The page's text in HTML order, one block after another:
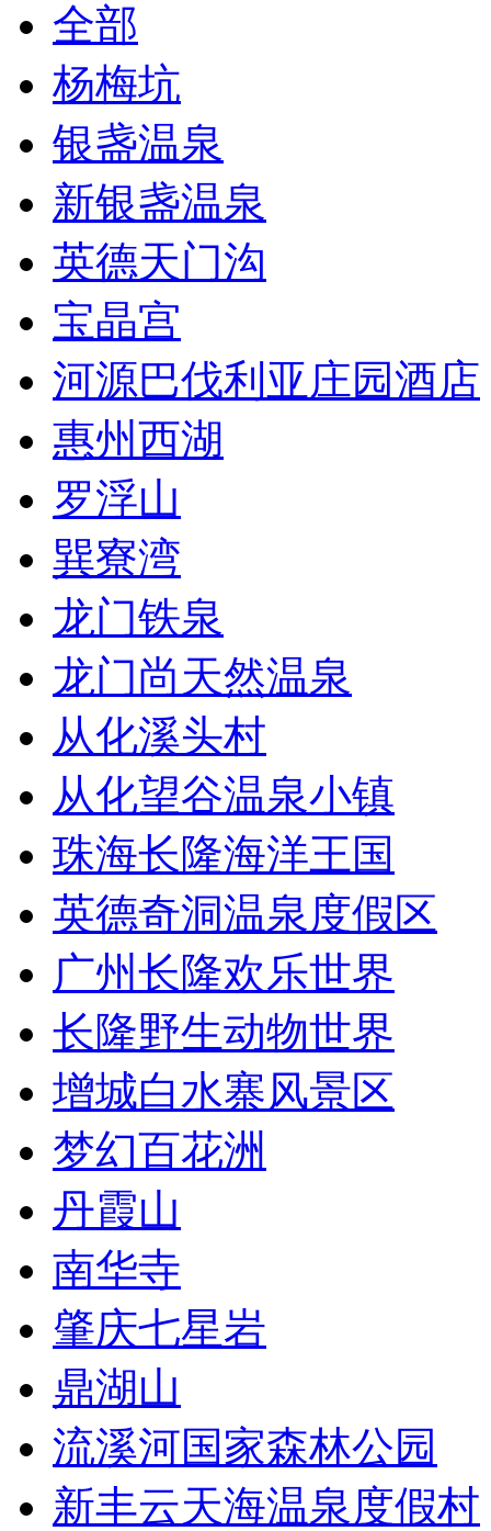
全部
杨梅坑
银盏温泉
新银盏温泉
英德天门沟
宝晶宫
河源巴伐利亚庄园酒店
惠州西湖
罗浮山
巽寮湾
龙门铁泉
龙门尚天然温泉
从化溪头村
从化望谷温泉小镇
珠海长隆海洋王国
英德奇洞温泉度假区
广州长隆欢乐世界
长隆野生动物世界
增城白水寨风景区
梦幻百花洲
丹霞山
南华寺
肇庆七星岩
鼎湖山
流溪河国家森林公园
新丰云天海温泉度假村